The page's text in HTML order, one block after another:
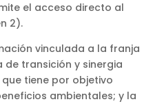
el acceso directo al
2).
vinculada a la franja
transición y sinergia
tiene por objetivo
ambientales; y la